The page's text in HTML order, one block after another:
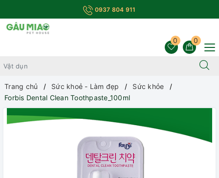
0937 804 911
0
0
Trang chủ Sức khoẻ - Làm đẹp
Sức khỏe
Forbis Dental Clean Toothpaste_100ml